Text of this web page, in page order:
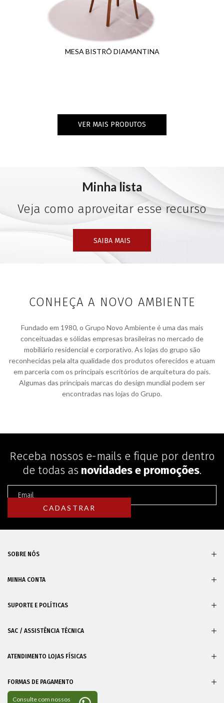
MESA BISTRÔ DIAMANTINA
VER MAIS PRODUTOS
Minha lista
Veja como aproveitar esse recurso
SAIBA MAIS
CONHEÇA A NOVO AMBIENTE
Fundado em 1980, o Grupo Novo Ambiente é uma das mais
conceituadas e sólidas empresas brasileiras no mercado de
mobiliário residencial e corporativo. As lojas do grupo são
reconhecidas pela alta qualidade dos produtos oferecidos e atuam
em parceria com os principais escritórios de arquitetura do país.
Algumas das principais marcas do design mundial podem ser
encontradas nas lojas do Grupo.
Receba nossos e-mails e fique por dentro
de todas as novidades e promoções.
SOBRE NÓS
MINHA CONTA
SUPORTE E POLÍTICAS
SAC / ASSISTÊNCIA TÉCNICA
ATENDIMENTO LOJAS FÍSICAS
FORMAS DE PAGAMENTO